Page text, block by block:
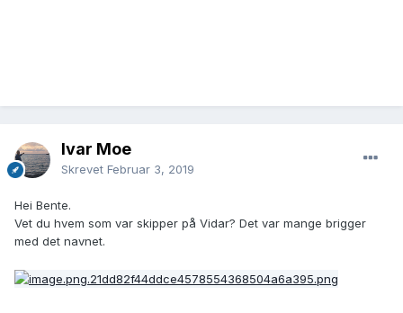
Ivar Moe
Skrevet Februar 3, 2019
Hei Bente.
Vet du hvem som var skipper på Vidar? Det var mange brigger
med det navnet.